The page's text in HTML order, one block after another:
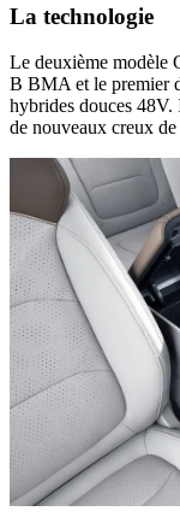
La technologie
Le deuxième modèle
B BMA et le premier
hybrides douces 48V.
de nouveaux creux